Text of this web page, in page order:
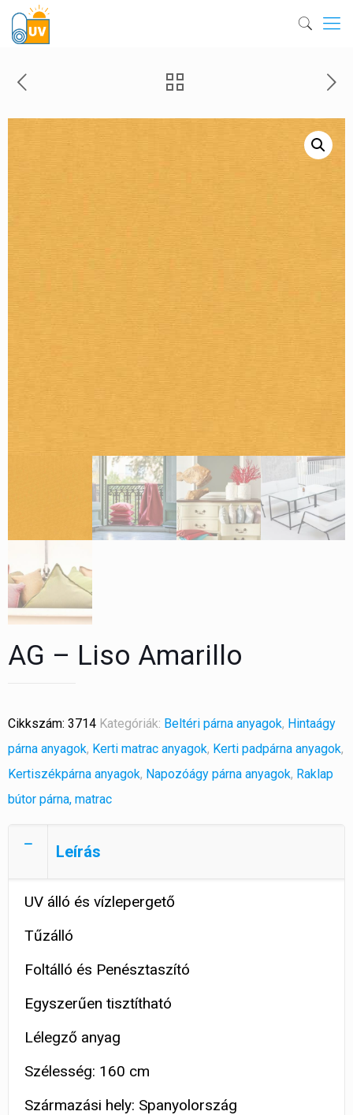
AG – Liso Amarillo
Cikkszám: 3714 Kategóriák: Beltéri párna anyagok, Hintaágy
párna anyagok, Kerti matrac anyagok, Kerti padpárna anyagok,
Kertiszékpárna anyagok, Napozóágy párna anyagok, Raklap
bútor párna, matrac
Leírás
UV álló és vízlepergető
Tűzálló
Foltálló és Penésztaszító
Egyszerűen tisztítható
Lélegző anyag
Szélesség: 160 cm
Származási hely: Spanyolország